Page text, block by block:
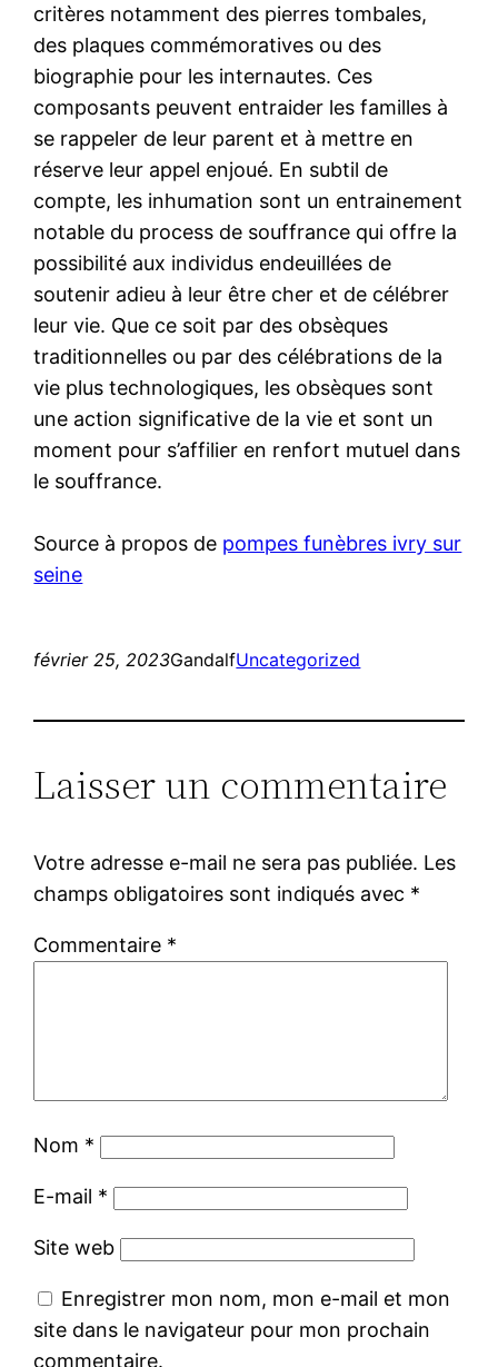
critères notamment des pierres tombales,
des plaques commémoratives ou des
biographie pour les internautes. Ces
composants peuvent entraider les familles à
se rappeler de leur parent et à mettre en
réserve leur appel enjoué. En subtil de
compte, les inhumation sont un entrainement
notable du process de souffrance qui offre la
possibilité aux individus endeuillées de
soutenir adieu à leur être cher et de célébrer
leur vie. Que ce soit par des obsèques
traditionnelles ou par des célébrations de la
vie plus technologiques, les obsèques sont
une action significative de la vie et sont un
moment pour s’affilier en renfort mutuel dans
le souffrance.
Source à propos de pompes funèbres ivry sur
seine
février 25, 2023GandalfUncategorized
Laisser un commentaire
Votre adresse e-mail ne sera pas publiée. Les
champs obligatoires sont indiqués avec *
Commentaire *
Nom *
E-mail *
Site web
Enregistrer mon nom, mon e-mail et mon
site dans le navigateur pour mon prochain
commentaire.